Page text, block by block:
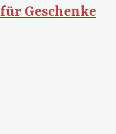
Geschenke